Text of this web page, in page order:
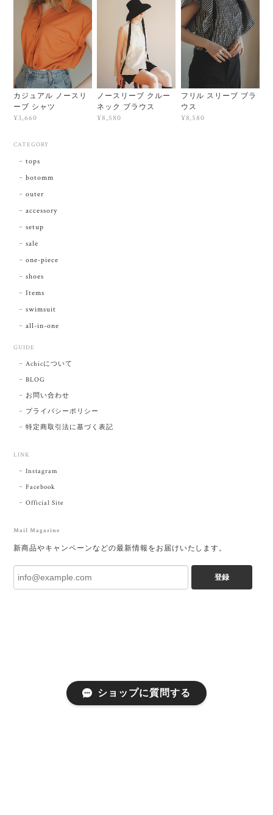
カジュアル ノースリ
ーブ シャツ
¥3,660
ノースリーブ クルー
ネック ブラウス
¥8,580
フリル スリーブ ブラ
ウス
¥8,580
CATEGORY
tops
botomm
outer
accessory
setup
sale
one-piece
shoes
Items
swimsuit
all-in-one
GUIDE
Achicについて
BLOG
お問い合わせ
プライバシーポリシー
特定商取引法に基づく表記
LINK
Instagram
Facebook
Official Site
Mail Magazine
新商品やキャンペーンなどの最新情報をお届けいたします。
登録
ショップに質問する